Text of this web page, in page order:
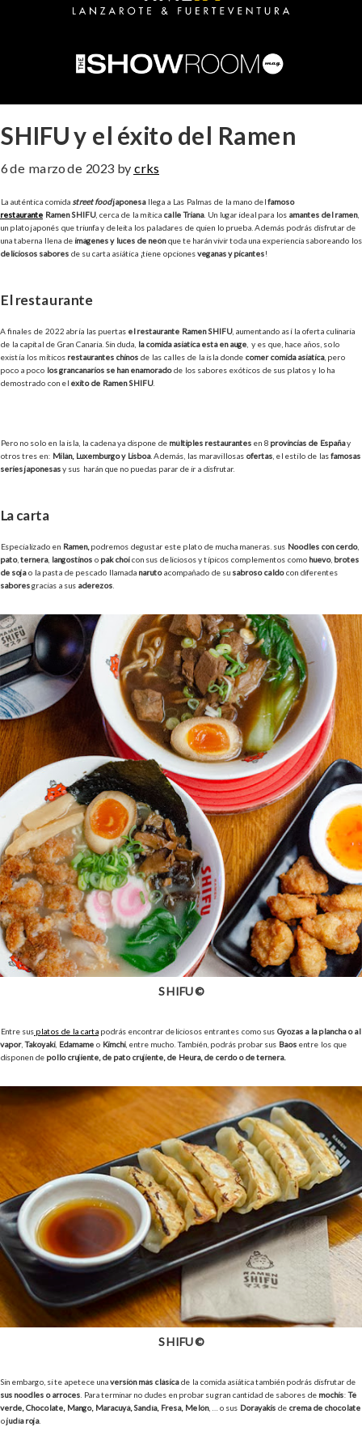
SHIFU y el éxito del Ramen
6 de marzo de 2023 by crks
La auténtica comida street foodjaponesallega a Las Palmas de la mano delfamoso
restaurante Ramen SHIFU, cerca de la mítica calle Triana. Un lugar ideal para los amantes del ramen,
un plato japonés que triunfa y deleita los paladares de quien lo prueba. Además podrás disfrutar de
una taberna llena de imágenes y luces de neónque te harán vivir toda una experiencia saboreando los
deliciosos sabores de su carta asiática ¡tiene opcionesveganas y picantes!
El restaurante
A finales de 2022 abría las puertas el restaurante Ramen SHIFU, aumentando así la oferta culinaria
de la capital de Gran Canaria. Sin duda, la comida asiática está en auge , y es que, hace años, solo
existía los míticos restaurantes chinos de las calles de la isla donde comer comida asiática, pero
poco a poco los grancanarios se han enamoradode los sabores exóticos de sus platos y lo ha
demostrado con el éxito de Ramen SHIFU.
Pero no solo en la isla, la cadena ya dispone de múltiples restaurantes en 8 provincias de Españay
otros tres en: Milán, Luxemburgo y Lisboa. Además, las maravillosas ofertas , el estilo de lasfamosas
series japonesasy sus harán que no puedas parar de ir a disfrutar.
La carta
Especializado en Ramen, podremos degustar este plato de mucha maneras. sus Noodles con cerdo,
pato, ternera, langostinos o pak choicon sus deliciosos y típicos complementos como huevo, brotes
de sojao la pasta de pescado llamada narutoacompañado de su sabroso caldocon diferentes
saboresgracias a sus aderezos
SHIFU ©
Entre sus platos de la carta podrás encontrar deliciosos entrantes como sus Gyozas a la plancha o al
vapor, Takoyaki, Edamame o Kimchi, entre mucho. También, podrás probar sus Baos entre los que
disponen de pollo crujiente, de pato crujiente, de Heura, de cerdo o de ternera.
SHIFU ©
Sin embargo, si te apetece unaversión más clásicade la comida asiática también podrás disfrutar de
sus noodles o arroces . Para terminar no dudes en probar su gran cantidad de sabores de mochis:Té
verde, Chocolate, Mango, Maracuyá, Sandía, Fresa, Melón, … o sus Dorayakis de crema de chocolate
ojudía roja.